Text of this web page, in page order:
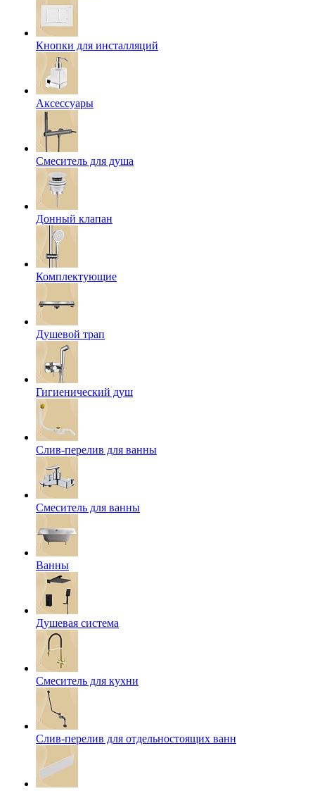
Кнопки для инсталляций
Аксессуары
Смеситель для душа
Донный клапан
Комплектующие
Душевой трап
Гигиенический душ
Слив-перелив для ванны
Смеситель для ванны
Ванны
Душевая система
Смеситель для кухни
Слив-перелив для отдельностоящих ванн